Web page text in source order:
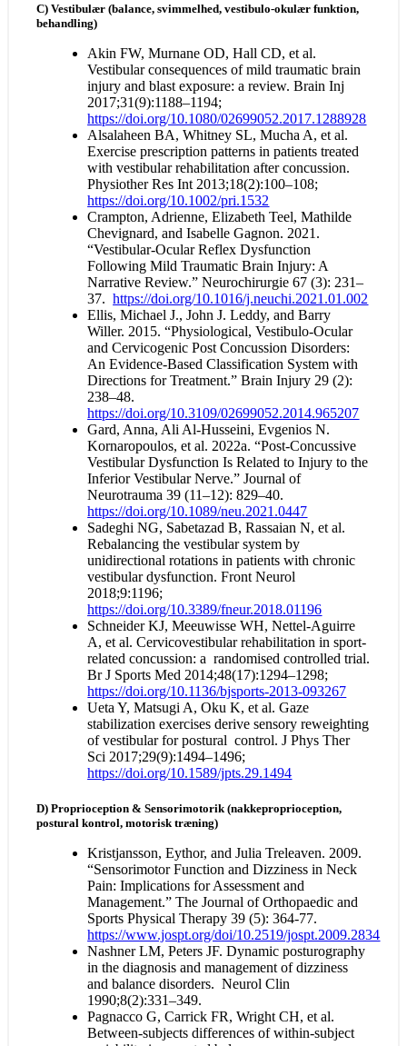
C) Vestibulær (balance, svimmelhed, vestibulo-okulær funktion,
behandling)
Akin FW, Murnane OD, Hall CD, et al.
Vestibular consequences of mild traumatic brain
injury and blast exposure: a review. Brain Inj
2017;31(9):1188–1194;
https://doi.org/10.1080/02699052.2017.1288928
Alsalaheen BA, Whitney SL, Mucha A, et al.
Exercise prescription patterns in patients treated
with vestibular rehabilitation after concussion.
Physiother Res Int 2013;18(2):100–108;
https://doi.org/10.1002/pri.1532
Crampton, Adrienne, Elizabeth Teel, Mathilde
Chevignard, and Isabelle Gagnon. 2021.
“Vestibular-Ocular Reflex Dysfunction
Following Mild Traumatic Brain Injury: A
Narrative Review.” Neurochirurgie 67 (3): 231–
37.https://doi.org/10.1016/j.neuchi.2021.01.002
Ellis, Michael J., John J. Leddy, and Barry
Willer. 2015. “Physiological, Vestibulo-Ocular
and Cervicogenic Post Concussion Disorders:
An Evidence-Based Classification System with
Directions for Treatment.” Brain Injury 29 (2):
238–48.
https://doi.org/10.3109/02699052.2014.965207
Gard, Anna, Ali Al-Husseini, Evgenios N.
Kornaropoulos, et al. 2022a. “Post-Concussive
Vestibular Dysfunction Is Related to Injury to the
Inferior Vestibular Nerve.” Journal of
Neurotrauma 39 (11–12): 829–40.
https://doi.org/10.1089/neu.2021.0447
Sadeghi NG, Sabetazad B, Rassaian N, et al.
Rebalancing the vestibular system by
unidirectional rotations in patients with chronic
vestibular dysfunction. Front Neurol
2018;9:1196;
https://doi.org/10.3389/fneur.2018.01196
Schneider KJ, Meeuwisse WH, Nettel-Aguirre
A, et al. Cervicovestibular rehabilitation in sport-
related concussion: a randomised controlled trial.
Br J Sports Med 2014;48(17):1294–1298;
https://doi.org/10.1136/bjsports-2013-093267
Ueta Y, Matsugi A, Oku K, et al. Gaze
stabilization exercises derive sensory reweighting
of vestibular for postural control. J Phys Ther
Sci 2017;29(9):1494–1496;
https://doi.org/10.1589/jpts.29.1494
D) Proprioception & Sensorimotorik (nakkeproprioception,
postural kontrol, motorisk træning)
Kristjansson, Eythor, and Julia Treleaven. 2009.
“Sensorimotor Function and Dizziness in Neck
Pain: Implications for Assessment and
Management.” The Journal of Orthopaedic and
Sports Physical Therapy 39 (5): 364-77.
https://www.jospt.org/doi/10.2519/jospt.2009.2834
Nashner LM, Peters JF. Dynamic posturography
in the diagnosis and management of dizziness
and balance disorders. Neurol Clin
1990;8(2):331–349.
Pagnacco G, Carrick FR, Wright CH, et al.
Between-subjects differences of within-subject